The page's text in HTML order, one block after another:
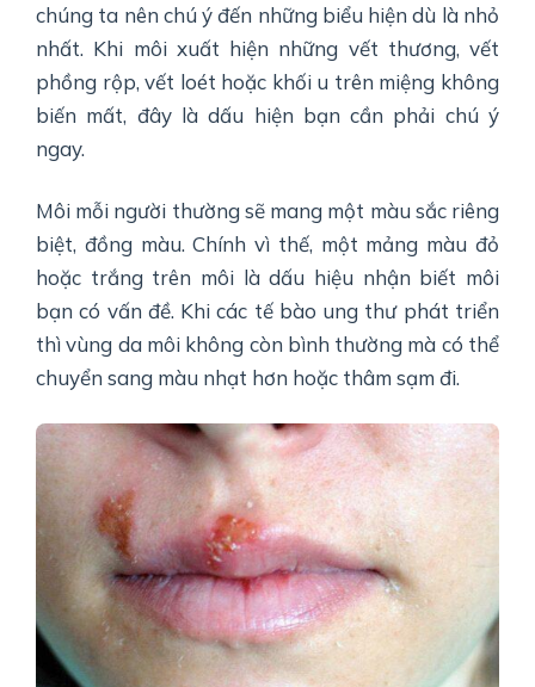
chúng ta nên chú ý đến những biểu hiện dù là nhỏ
nhất. Khi môi xuất hiện những vết thương, vết
phồng rộp, vết loét hoặc khối u trên miệng không
biến mất, đây là dấu hiện bạn cần phải chú ý
ngay.
Môi mỗi người thường sẽ mang một màu sắc riêng
biệt, đồng màu. Chính vì thế, một mảng màu đỏ
hoặc trắng trên môi là dấu hiệu nhận biết môi
bạn có vấn đề. Khi các tế bào ung thư phát triển
thì vùng da môi không còn bình thường mà có thể
chuyển sang màu nhạt hơn hoặc thâm sạm đi.